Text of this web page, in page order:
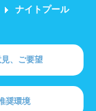
ナイトプール
見、ご要望
奨環境